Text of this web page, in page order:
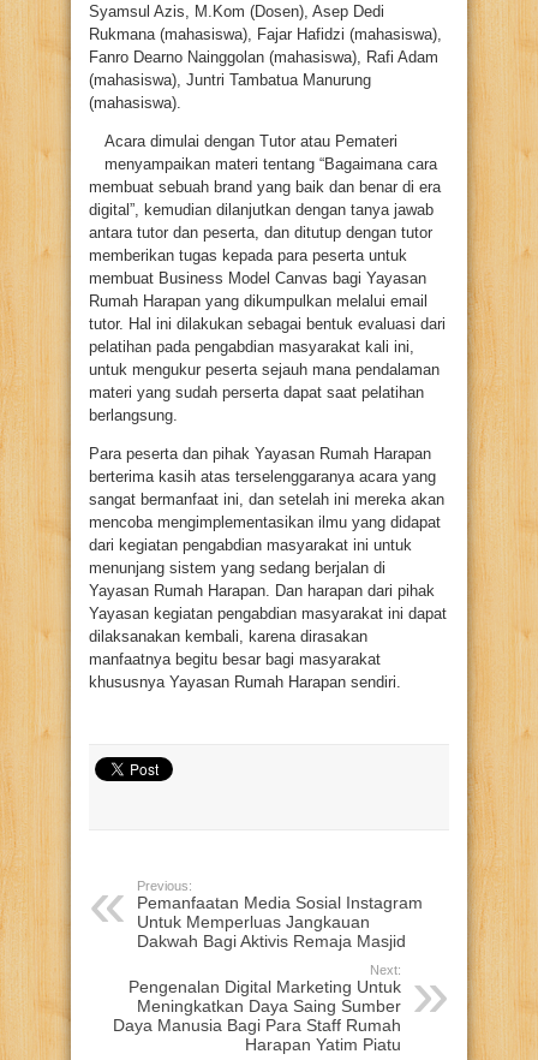
Syamsul Azis, M.Kom (Dosen), Asep Dedi
Rukmana (mahasiswa), Fajar Hafidzi (mahasiswa),
Fanro Dearno Nainggolan (mahasiswa), Rafi Adam
(mahasiswa), Juntri Tambatua Manurung
(mahasiswa).
Acara dimulai dengan Tutor atau Pemateri
menyampaikan materi tentang “Bagaimana cara
membuat sebuah brand yang baik dan benar di era
digital”, kemudian dilanjutkan dengan tanya jawab
antara tutor dan peserta, dan ditutup dengan tutor
memberikan tugas kepada para peserta untuk
membuat Business Model Canvas bagi Yayasan
Rumah Harapan yang dikumpulkan melalui email
tutor. Hal ini dilakukan sebagai bentuk evaluasi dari
pelatihan pada pengabdian masyarakat kali ini,
untuk mengukur peserta sejauh mana pendalaman
materi yang sudah perserta dapat saat pelatihan
berlangsung.
Para peserta dan pihak Yayasan Rumah Harapan
berterima kasih atas terselenggaranya acara yang
sangat bermanfaat ini, dan setelah ini mereka akan
mencoba mengimplementasikan ilmu yang didapat
dari kegiatan pengabdian masyarakat ini untuk
menunjang sistem yang sedang berjalan di
Yayasan Rumah Harapan. Dan harapan dari pihak
Yayasan kegiatan pengabdian masyarakat ini dapat
dilaksanakan kembali, karena dirasakan
manfaatnya begitu besar bagi masyarakat
khususnya Yayasan Rumah Harapan sendiri.
Previous:
Pemanfaatan Media Sosial Instagram
Untuk Memperluas Jangkauan
Dakwah Bagi Aktivis Remaja Masjid
Next:
Pengenalan Digital Marketing Untuk
Meningkatkan Daya Saing Sumber
Daya Manusia Bagi Para Staff Rumah
Harapan Yatim Piatu